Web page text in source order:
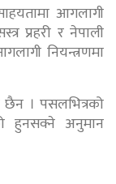
आगलागी
प्रहरी र नेपाली
नियन्त्रणमा
। पसलभित्रको
हुनसक्ने अनुमान